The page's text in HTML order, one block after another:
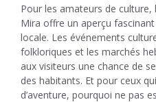
Pour les amateurs de
Mira offre un aperçu
locale. Les événements
folkloriques et les marchés
aux visiteurs une chance de
des habitants. Et pour ceux
d’aventure, pourquoi ne pas